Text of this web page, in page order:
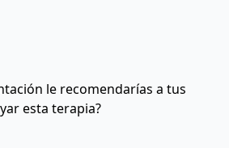
le recomendarías a tus
esta terapia?